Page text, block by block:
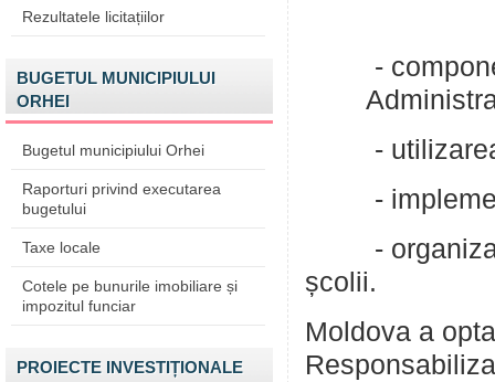
Rezultatele licitațiilor
BUGETUL MUNICIPIULUI
ORHEI
Bugetul municipiului Orhei
Raporturi privind executarea
bugetului
Taxe locale
Cotele pe bunurile imobiliare și
impozitul funciar
PROIECTE INVESTIȚIONALE
-
- utilizarea
-
-
școlii.
Moldova a